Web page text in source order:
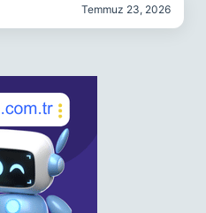
Temmuz 23, 2026